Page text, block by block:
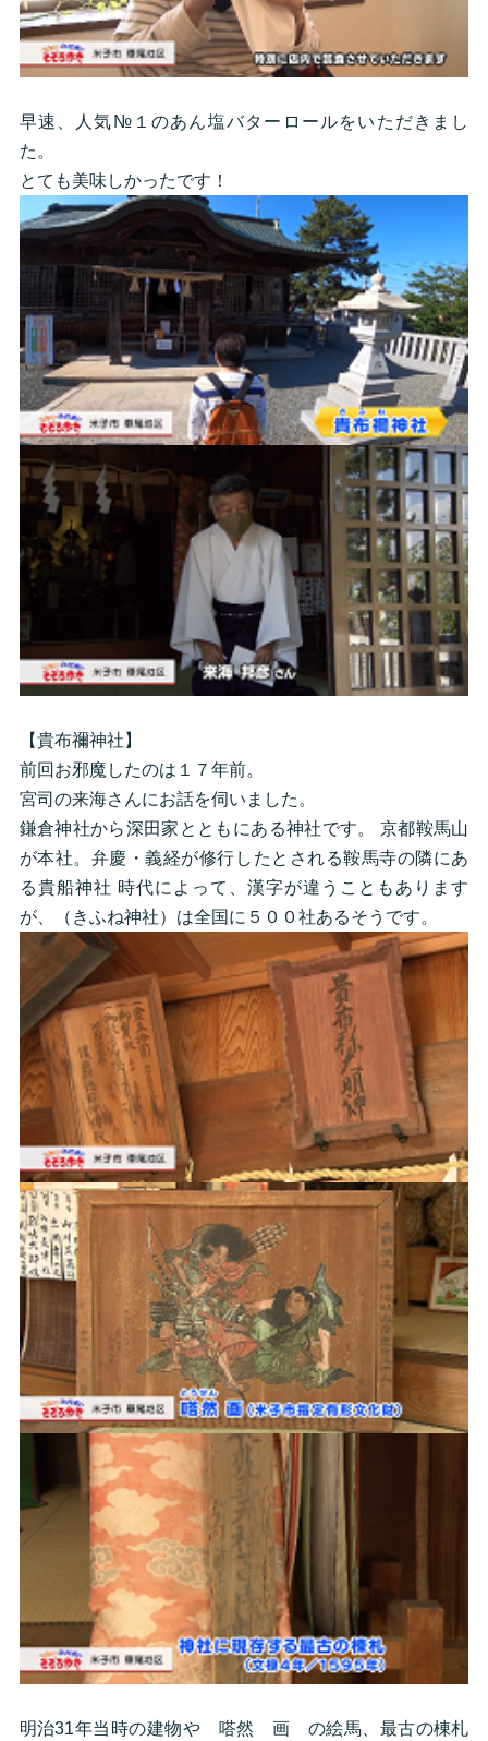
早速、人気№１のあん塩バターロールをいただきまし
た。
とても美味しかったです！
【貴布禰神社】
前回お邪魔したのは１７年前。
宮司の来海さんにお話を伺いました。
鎌倉神社から深田家とともにある神社です。 京都鞍馬山
が本社。弁慶・義経が修行したとされる鞍馬寺の隣にあ
る貴船神社 時代によって、漢字が違うこともあります
が、（きふね神社）は全国に５００社あるそうです。
明治31年当時の建物や 嗒然 画 の絵馬、最古の棟札